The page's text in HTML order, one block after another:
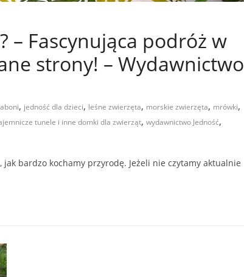
– Fascynująca podróż w
strony! – Wydawnictwo
, jedność dla dzieci, leśne zwierzęta, morskie zwierzęta, mrówki,
tunele i inne domki dla zwierząt, wydawnictwo Jedność,
bardzo kochamy przyrodę. Jeżeli nie czytamy aktualnie